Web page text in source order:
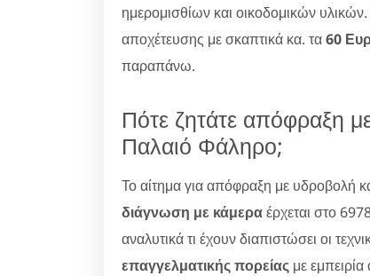
ημερομισθίων και οικοδομικών
αποχέτευσης με σκαπτικά κα. τα60
παραπάνω.
Πότε ζητάτε απόφραξη
Παλαιό Φάληρο;
Το αίτημα για απόφραξη με υδροβολή
διάγνωση με κάμεραέρχεται στο
αναλυτικά τι έχουν διαπιστώσει οι
επαγγελματικής πορείας με